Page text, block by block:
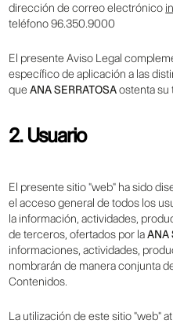
dirección de correo electrónico
teléfono 96.350.9000
El presente Aviso Legal
específico de aplicación a las
queANA SERRATOSAostenta su
2. Usuario
El presente sitio "web" ha sido
el acceso general de todos los
la información, actividades,
de terceros, ofertados por laANA
informaciones, actividades,
nombrarán de manera conjunta
Contenidos.
La utilización de este sitio "web"